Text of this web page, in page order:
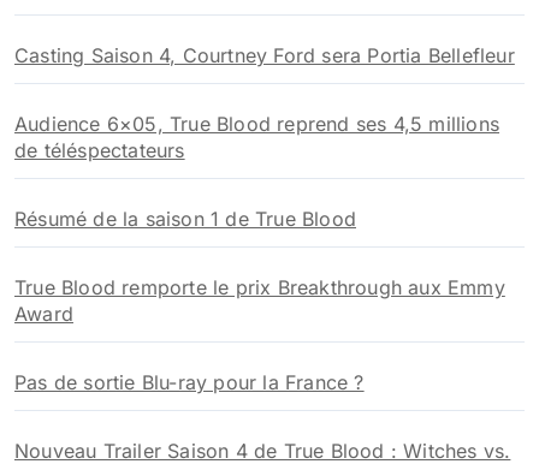
Casting Saison 4, Courtney Ford sera Portia Bellefleur
Audience 6×05, True Blood reprend ses 4,5 millions
de téléspectateurs
Résumé de la saison 1 de True Blood
True Blood remporte le prix Breakthrough aux Emmy
Award
Pas de sortie Blu-ray pour la France ?
Nouveau Trailer Saison 4 de True Blood : Witches vs.